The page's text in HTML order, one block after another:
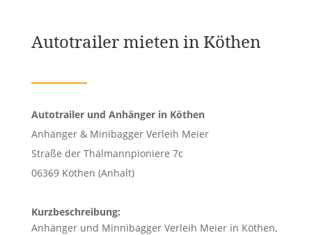
Autotrailer mieten in Köthen
Autotrailer und Anhänger in Köthen
Anhänger & Minibagger Verleih Meier
Straße der Thälmannpioniere 7c
06369 Köthen (Anhalt)
Kurzbeschreibung:
Anhänger und Minnibagger Verleih Meier in Köthen,